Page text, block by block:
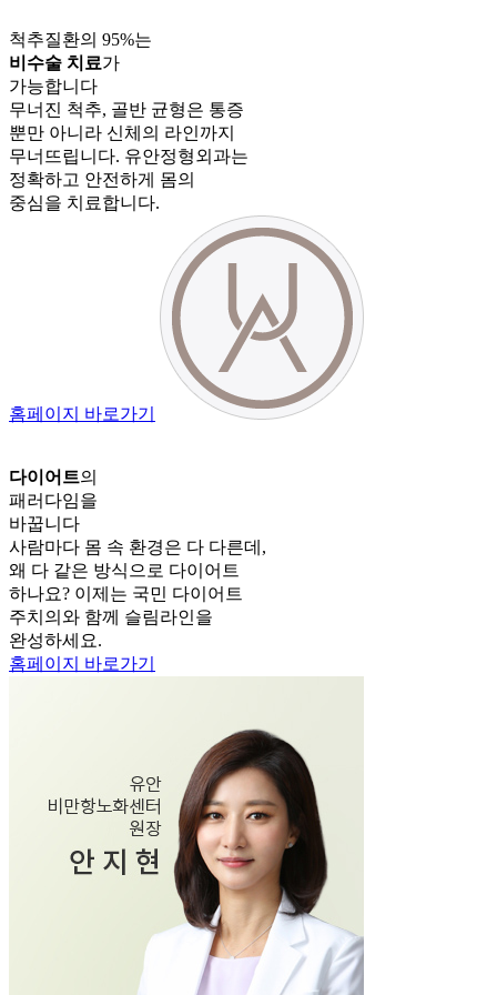
척추질환의 95%는
비수술 치료가
가능합니다
무너진 척추, 골반 균형은 통증
뿐만 아니라 신체의 라인까지
무너뜨립니다. 유안정형외과는
정확하고 안전하게 몸의
중심을 치료합니다.
홈페이지 바로가기
다이어트의
패러다임을
바꿉니다
사람마다 몸 속 환경은 다 다른데,
왜 다 같은 방식으로 다이어트
하나요? 이제는 국민 다이어트
주치의와 함께 슬림라인을
완성하세요.
홈페이지 바로가기